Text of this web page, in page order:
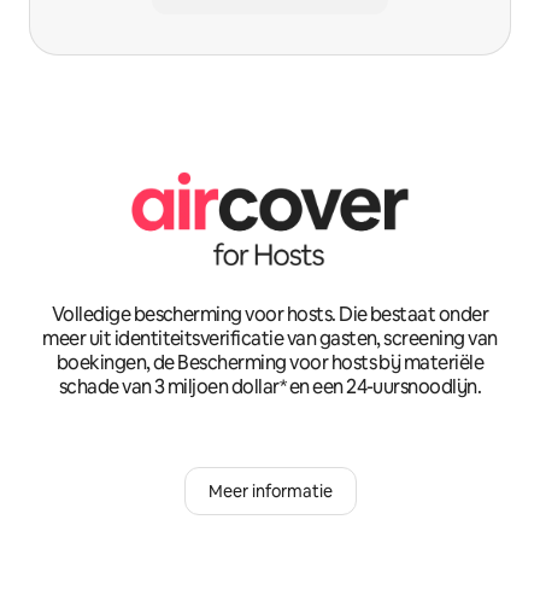
Volledige bescherming voor hosts. Die bestaat onder
meer uit identiteitsverificatie van gasten, screening van
boekingen, de Bescherming voor hosts bij materiële
schade van 3 miljoen dollar* en een 24-uursnoodlijn.
Meer informatie